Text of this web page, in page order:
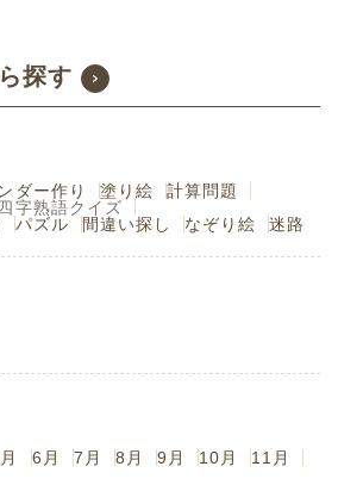
探す
ダー作り 塗り絵
計算問題
字熟語クイズ
パズル 間違い探し なぞり絵 迷路
6月 7月 8月 9月 10月
11月